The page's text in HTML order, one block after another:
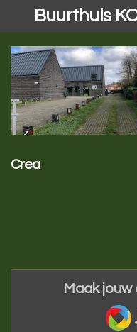
direct
naar
de
hoofdinhoud
Buurthuis
Crea
Maak